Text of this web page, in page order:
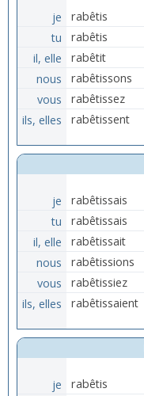
je
rabêtis
tu
rabêtis
il, elle
rabêtit
nous
rabêtissons
vous
rabêtissez
ils, elles
rabêtissent
je
rabêtissais
tu
rabêtissais
il, elle
rabêtissait
nous
rabêtissions
vous
rabêtissiez
ils, elles
rabêtissaient
je
rabêtis